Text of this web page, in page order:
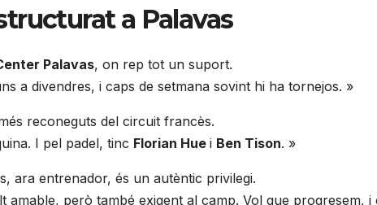
a Palavas
Palavas, on rep tot un suport.
a divendres, i caps de setmana sovint hi ha tornejos. »
reconeguts del circuit francès.
I pel padel, tinc Florian Hue i Ben Tison. »
ara entrenador, és un autèntic privilegi.
amable, però també exigent al camp. Vol que progresem, i